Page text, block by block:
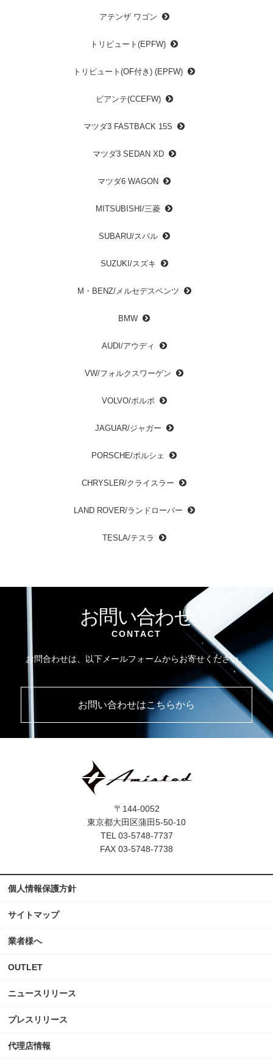
アテンザ ワゴン
トリビュート(EPFW)
トリビュート(OF付き) (EPFW)
ビアンテ(CCEFW)
マツダ3 FASTBACK 15S
マツダ3 SEDAN XD
マツダ6 WAGON
MITSUBISHI/三菱
SUBARU/スバル
SUZUKI/スズキ
M・BENZ/メルセデスベンツ
BMW
AUDI/アウディ
VW/フォルクスワーゲン
VOLVO/ボルボ
JAGUAR/ジャガー
PORSCHE/ポルシェ
CHRYSLER/クライスラー
LAND ROVER/ランドローバー
TESLA/テスラ
お問い合わせ
CONTACT
お問合わせは、以下メールフォームからお寄せください。
お問い合わせはこちらから
〒144-0052
東京都大田区蒲田5-50-10
TEL 03-5748-7737
FAX 03-5748-7738
ニュースリリース
プレスリリース
代理店情報
個人情報保護方針
サイトマップ
業者様へ
OUTLET